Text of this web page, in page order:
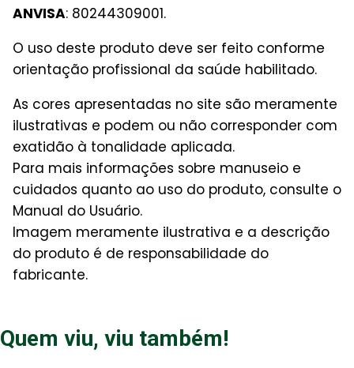
ANVISA: 80244309001.
O uso deste produto deve ser feito conforme
orientação profissional da saúde habilitado.
As cores apresentadas no site são meramente
ilustrativas e podem ou não corresponder com
exatidão à tonalidade aplicada.
Para mais informações sobre manuseio e
cuidados quanto ao uso do produto, consulte o
Manual do Usuário.
Imagem meramente ilustrativa e a descrição
do produto é de responsabilidade do
fabricante.
Quem viu, viu também!